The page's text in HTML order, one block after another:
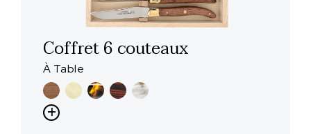
Coffret 6 couteaux
À Table